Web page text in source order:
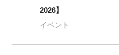
2026】
イベント